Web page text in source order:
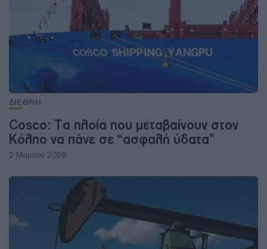
ΔΙΕΘΝΗ
Cosco: Τα πλοία που μεταβαίνουν στον
Κόλπο να πάνε σε “ασφαλή ύδατα”
2 Μαρτίου 2026